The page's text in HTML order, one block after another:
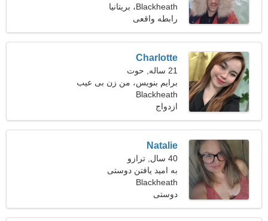
Blackheath، بریتانیا
رابطه واقعی
Charlotte
21 ساله, حوت
برایم بنویس، من زن بی عیب
و نقصی هستم
Blackheath
ازدواج
Natalie
40 سال, ترازو
به امید یافتن دوستی
سپاسگزار
Blackheath
دوستی